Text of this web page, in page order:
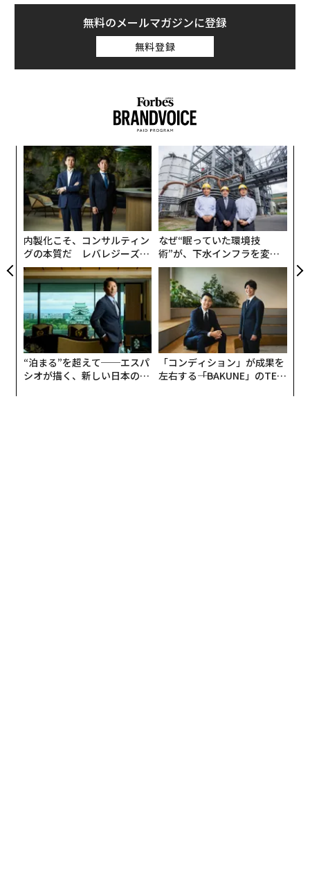
無料のメールマガジンに登録
無料登録
内製化こそ、コンサルティン
グの本質だ レバレジーズが
実践する、次世代ファームの
全貌
なぜ“眠っていた環境技
術”が、下水インフラを変え
たのか──産総研×月島JFE
アクアソリューションの10年
“泊まる”を超えて──エスパ
シオが描く、新しい日本のラ
「コンディション」が成果を
左右する――「BAKUNE」のTEN